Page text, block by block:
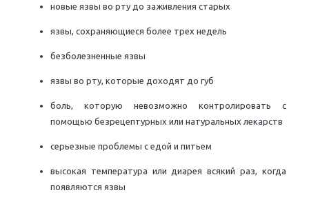
новые язвы во рту до заживления старых
язвы, сохраняющиеся более трех недель
безболезненные язвы
язвы во рту, которые доходят до губ
боль, которую невозможно контролировать с
помощью безрецептурных или натуральных лекарств
серьезные проблемы с едой и питьем
высокая температура или диарея всякий раз, когда
появляются язвы